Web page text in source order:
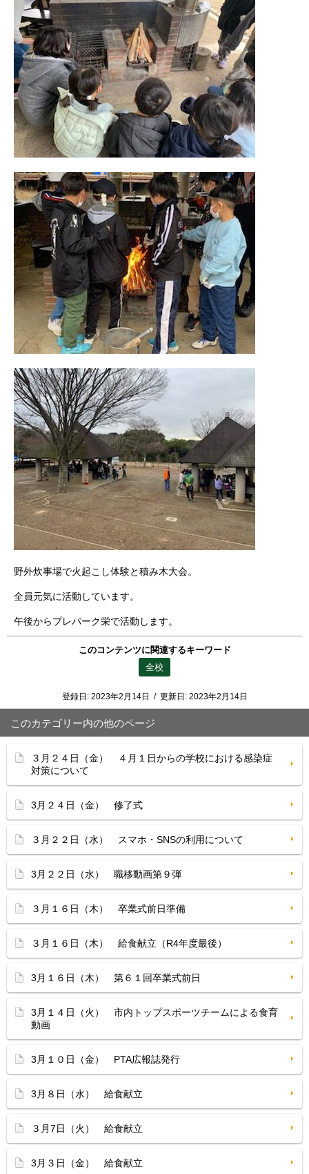
野外炊事場で火起こし体験と積み木大会。
全員元気に活動しています。
午後からプレパーク栄で活動します。
このコンテンツに関連するキーワード
全校
登録日: 2023年2月14日 / 更新日: 2023年2月14日
このカテゴリー内の他のページ
３月２４日（金） ４月１日からの学校における感染症
対策について
3月２４日（金） 修了式
３月２２日（水） スマホ・SNSの利用について
3月２２日（水） 職移動画第９弾
３月１６日（木） 卒業式前日準備
３月１６日（木） 給食献立（R4年度最後）
3月１６日（木） 第６１回卒業式前日
3月１４日（火） 市内トップスポーツチームによる食育
動画
3月１０日（金） PTA広報誌発行
3月８日（水） 給食献立
３月7日（火） 給食献立
3月３日（金） 給食献立